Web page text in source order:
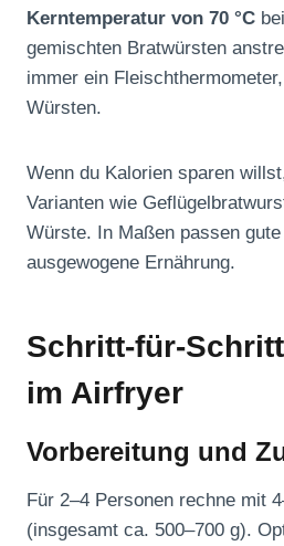
Kerntemperatur von 70 °C
gemischten Bratwürsten
immer ein
Würsten.
Wenn du Kalorien sparen
Varianten wie
Würste. In Maßen passen
ausgewogene Ernährung.
Schritt-für-
im Airfryer
Vorbereitung und
Für 2–4 Personen rechne mit
(insgesamt ca. 500–700 g).